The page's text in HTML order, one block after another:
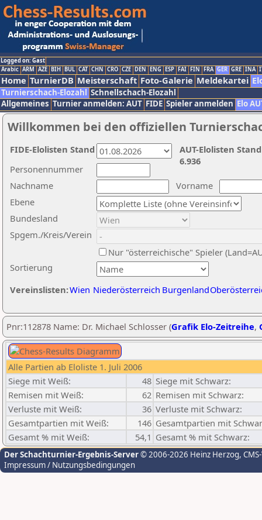
Logged on: Gast
Arabic ARM AZE BIH BUL CAT CHN CRO CZE DEN ENG ESP FAI FIN FRA GER GRE INA
Home TurnierDB Meisterschaft Foto-Galerie Meldekartei
Turnierschach-Elozahl Schnellschach-Elozahl
Allgemeines Turnier anmelden: AUT FIDE Spieler anmelden Elo
Willkommen bei den offiziellen
Nachname
Vorname
Ebene
Sortierung
Personennummer
Bundesland
Spgem./Kreis/Verein
Nur "österreichische" Spieler
Vereinslisten:Wien Niederösterreich Burgenland
AUT-Elolisten
6.936
FIDE-Elolisten Stand
Pnr:112878 Name: Dr. Michael Schlosser (Grafik Elo-Zeitreihe,
Alle Partien ab Eloliste 1. Juli 2006
Siege mit Weiß:
48 Siege mit Schwarz:
Remisen mit Weiß:
62 Remisen mit Schwarz:
Verluste mit Weiß:
36 Verluste mit Schwarz:
Gesamtpartien mit Weiß:
146 Gesamtpartien mit
Gesamt % mit Weiß:
54,1 Gesamt % mit Schwarz:
Der Schachturnier-Ergebnis-Server© 2006-2026 Heinz Herzog,
Impressum / Nutzungsbedingungen